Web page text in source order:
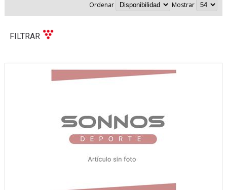
Ordenar Mostrar
FILTRAR